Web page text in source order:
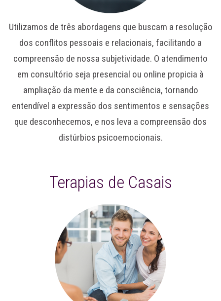
Utilizamos de três abordagens que buscam a resolução
dos conflitos pessoais e relacionais, facilitando a
compreensão de nossa subjetividade. O atendimento
em consultório seja presencial ou online propicia à
ampliação da mente e da consciência, tornando
entendível a expressão dos sentimentos e sensações
que desconhecemos, e nos leva a compreensão dos
distúrbios psicoemocionais.
Terapias de Casais